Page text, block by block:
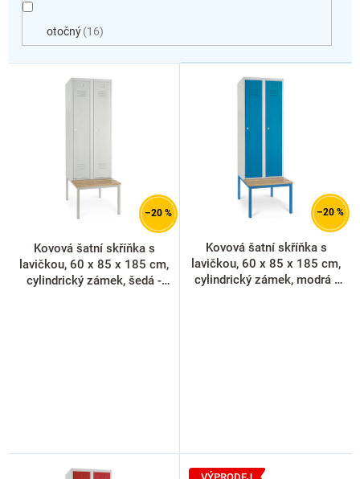
otočný 16
V
–20 %
Kovová šatní skříňka s
lavičkou, 60 x 85 x 185 cm,
cylindrický zámek, šedá -
–20 %
Kovová šatní skříňka s
lavičkou, 60 x 85 x 185 cm,
cylindrický zámek, modrá -